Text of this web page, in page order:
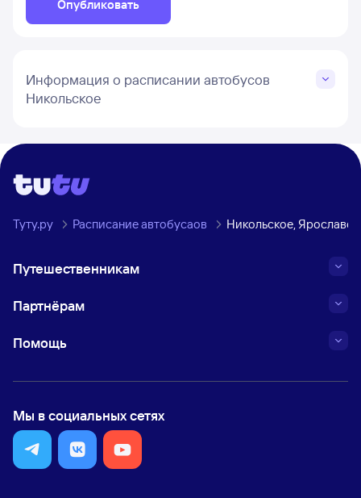
Опубликовать
Информация о расписании автобусов
Никольское
Туту.ру Расписание автобусаов Никольское,
Путешественникам
Партнёрам
Помощь
Мы в социальных сетях